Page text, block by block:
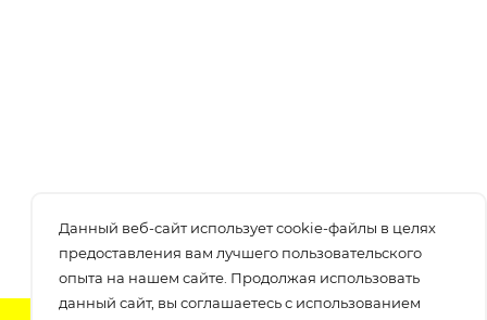
Данный веб-сайт использует cookie-файлы в целях
предоставления вам лучшего пользовательского
опыта на нашем сайте. Продолжая использовать
данный сайт, вы соглашаетесь с использованием